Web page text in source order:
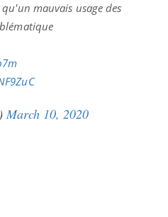
mauvais usage des
March 10, 2020